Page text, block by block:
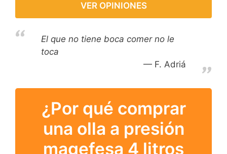
VER OPINIONES
El que no tiene boca comer no le
toca
F. Adriá
¿Por qué comprar
una olla a presión
magefesa 4 litros